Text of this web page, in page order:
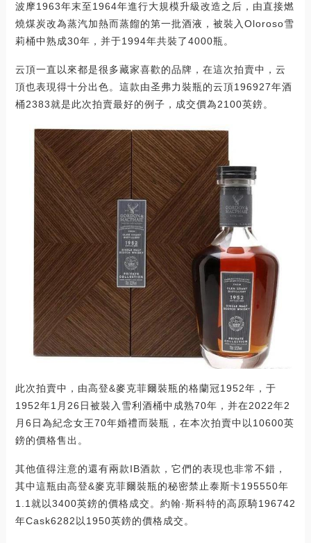
波摩1963年末至1964年進行大規模升級改造之后，由直接燃
燒煤炭改為蒸汽加熱而蒸餾的第一批酒液，被裝入Oloroso雪
莉桶中熟成30年，并于1994年共裝了4000瓶。
云頂一直以來都是很多藏家喜歡的品牌，在這次拍賣中，云
頂也表現得十分出色。這款由圣弗力裝瓶的云頂196927年酒
桶2383就是此次拍賣最好的例子，成交價為2100英鎊。
此次拍賣中，由高登&麥克菲爾裝瓶的格蘭冠1952年，于
1952年1月26日被裝入雪利酒桶中成熟70年，并在2022年2
月6日為紀念女王70年婚禮而裝瓶，在本次拍賣中以10600英
鎊的價格售出。
其他值得注意的還有兩款IB酒款，它們的表現也非常不錯，
其中這瓶由高登&麥克菲爾裝瓶的秘密禁止泰斯卡195550年
1.1就以3400英鎊的價格成交。約翰·斯科特的高原騎196742
年Cask6282以1950英鎊的價格成交。